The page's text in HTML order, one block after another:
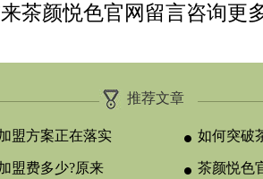
茶颜悦色官网留言咨询更
推荐文章
盟方案正在落实 如何突破
颈？
盟费多少?原来 茶颜悦色